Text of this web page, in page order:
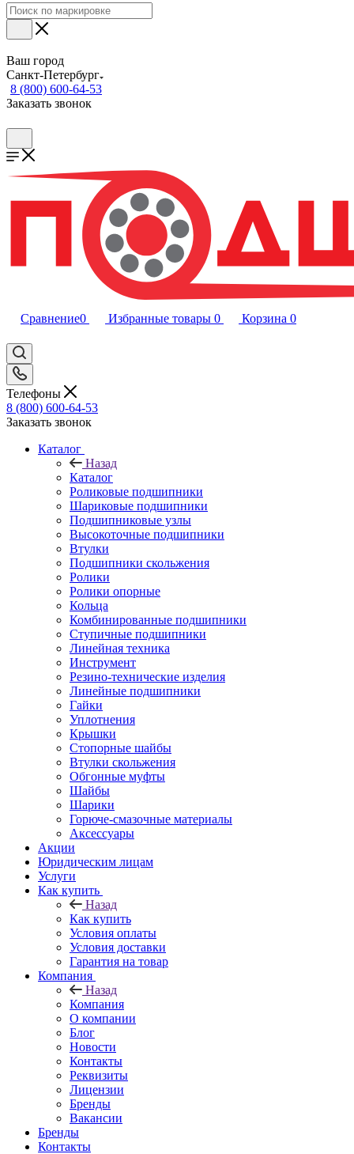
Ваш город
Санкт-Петербург
8 (800) 600-64-53
Заказать звонок
Сравнение0 Избранные товары 0 Корзина 0
Телефоны
8 (800) 600-64-53
Заказать звонок
Каталог
Назад
Каталог
Роликовые подшипники
Шариковые подшипники
Подшипниковые узлы
Высокоточные подшипники
Втулки
Подшипники скольжения
Ролики
Ролики опорные
Кольца
Комбинированные подшипники
Ступичные подшипники
Линейная техника
Инструмент
Резино-технические изделия
Линейные подшипники
Гайки
Уплотнения
Крышки
Стопорные шайбы
Втулки скольжения
Обгонные муфты
Шайбы
Шарики
Горюче-смазочные материалы
Аксессуары
Акции
Юридическим лицам
Услуги
Как купить
Назад
Как купить
Условия оплаты
Условия доставки
Гарантия на товар
Компания
Назад
Компания
О компании
Блог
Новости
Контакты
Реквизиты
Лицензии
Бренды
Вакансии
Бренды
Контакты